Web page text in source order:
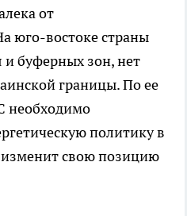
от
юго-востоке страны
и буферных зон, нет
границы. По ее
необходимо
политику в
изменит свою позицию